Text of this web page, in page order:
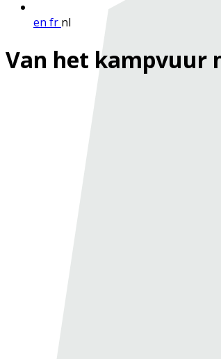
en fr nl
Van het kampvuur